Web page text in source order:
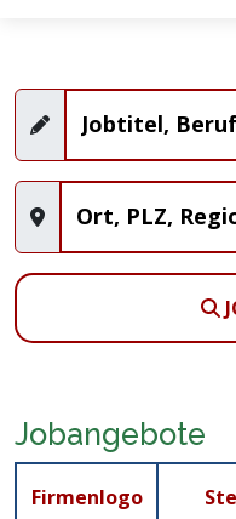
Jobangebote
Firmenlogo